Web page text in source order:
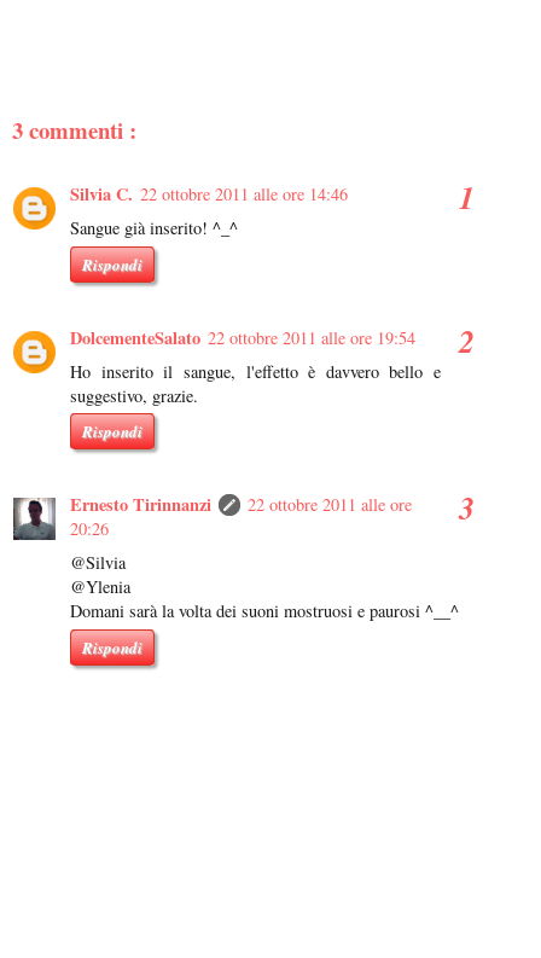
3 commenti :
Silvia C. 22 ottobre 2011 alle ore 14:46
Sangue già inserito! ^_^
Rispondi
DolcementeSalato 22 ottobre 2011 alle ore 19:54
Ho inserito il sangue, l'effetto è davvero bello e
suggestivo, grazie.
Rispondi
Ernesto Tirinnanzi
22 ottobre 2011 alle ore
20:26
@Silvia
@Ylenia
Domani sarà la volta dei suoni mostruosi e paurosi ^__^
Rispondi